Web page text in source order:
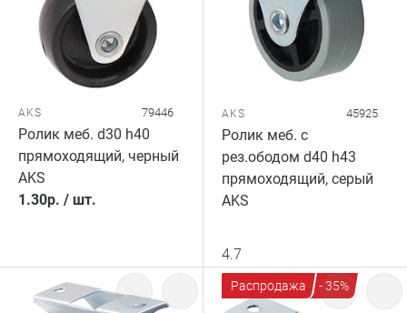
AKS 79446
Ролик меб. d30 h40
прямоходящий, черный
AKS
1.30р. / шт.
AKS 45925
Ролик меб. c
рез.ободом d40 h43
прямоходящий, серый
AKS
4.7
Распродажа - 35%